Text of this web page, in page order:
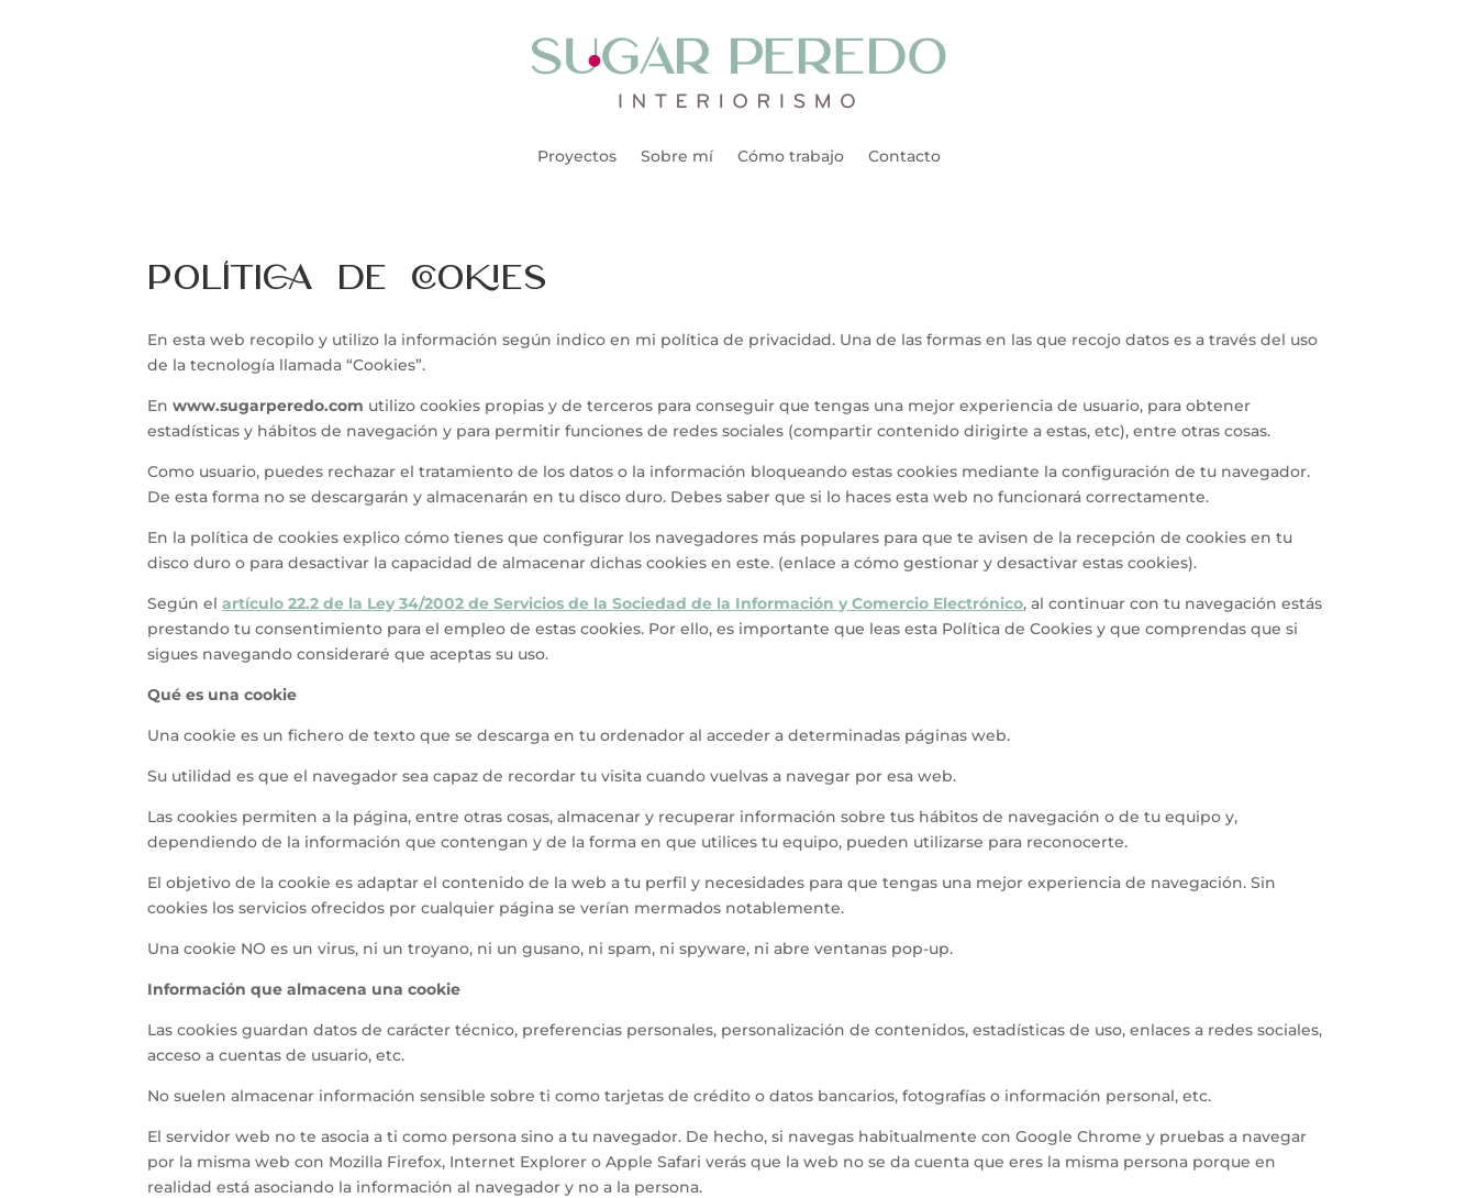
Proyectos Sobre mí Cómo trabajo Contacto
Política de cookies
En esta web recopilo y utilizo la información según indico en mi política de privacidad. Una de las formas en las que recojo datos es a través del uso
de la tecnología llamada “Cookies”.
Enwww.sugarperedo.com utilizo cookies propias y de terceros para conseguir que tengas una mejor experiencia de usuario, para obtener
estadísticas y hábitos de navegación y para permitir funciones de redes sociales (compartir contenido dirigirte a estas, etc), entre otras cosas.
Como usuario, puedes rechazar el tratamiento de los datos o la información bloqueando estas cookies mediante la configuración de tu navegador.
De esta forma no se descargarán y almacenarán en tu disco duro. Debes saber que si lo haces esta web no funcionará correctamente.
En la política de cookies explico cómo tienes que configurar los navegadores más populares para que te avisen de la recepción de cookies en tu
disco duro o para desactivar la capacidad de almacenar dichas cookies en este. (enlace a cómo gestionar y desactivar estas cookies).
Según elartículo 22.2 de la Ley 34/2002 de Servicios de la Sociedad de la Información y Comercio Electrónico, al continuar con tu navegación estás
prestando tu consentimiento para el empleo de estas cookies. Por ello, es importante que leas esta Política de Cookies y que comprendas que si
sigues navegando consideraré que aceptas su uso.
Qué es una cookie
Una cookie es un fichero de texto que se descarga en tu ordenador al acceder a determinadas páginas web.
Su utilidad es que el navegador sea capaz de recordar tu visita cuando vuelvas a navegar por esa web.
Las cookies permiten a la página, entre otras cosas, almacenar y recuperar información sobre tus hábitos de navegación o de tu equipo y,
dependiendo de la información que contengan y de la forma en que utilices tu equipo, pueden utilizarse para reconocerte.
El objetivo de la cookie es adaptar el contenido de la web a tu perfil y necesidades para que tengas una mejor experiencia de navegación. Sin
cookies los servicios ofrecidos por cualquier página se verían mermados notablemente.
Una cookie NO es un virus, ni un troyano, ni un gusano, ni spam, ni spyware, ni abre ventanas pop-up.
Información que almacena una cookie
Las cookies guardan datos de carácter técnico, preferencias personales, personalización de contenidos, estadísticas de uso, enlaces a redes sociales,
acceso a cuentas de usuario, etc.
No suelen almacenar información sensible sobre ti como tarjetas de crédito o datos bancarios, fotografías o información personal, etc.
El servidor web no te asocia a ti como persona sino a tu navegador. De hecho, si navegas habitualmente con Google Chrome y pruebas a navegar
por la misma web con Mozilla Firefox, Internet Explorer o Apple Safari verás que la web no se da cuenta que eres la misma persona porque en
realidad está asociando la información al navegador y no a la persona.